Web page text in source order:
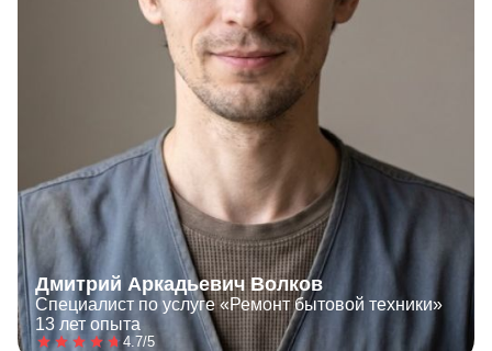
Дмитрий Аркадьевич Волков
Специалист по услуге «Ремонт бытовой техники»
13 лет опыта
4.7/5